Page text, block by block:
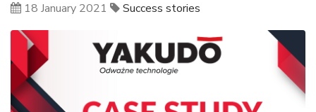
18 January 2021 Success stories